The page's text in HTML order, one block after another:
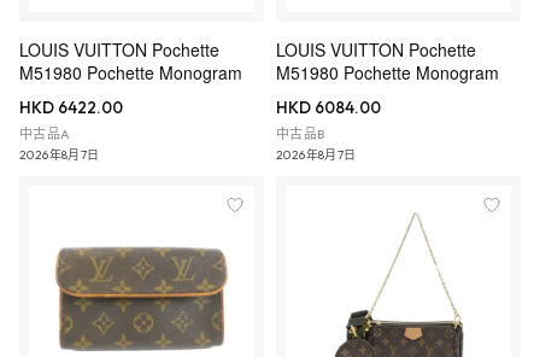
LOUIS VUITTON Pochette
M51980 Pochette Monogram
HKD 6422.00
中古品A
2026年8月7日
LOUIS VUITTON Pochette
M51980 Pochette Monogram
HKD 6084.00
中古品B
2026年8月7日